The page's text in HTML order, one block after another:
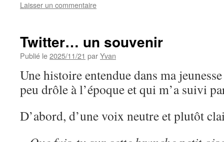
Laisser un commentaire
Twitter… un souvenir
Publié le2025/11/21 parYvan
Une histoire entendue dans ma
peu drôle à l’époque et qui m’a suivi
D’abord, d’une voix neutre et plutôt